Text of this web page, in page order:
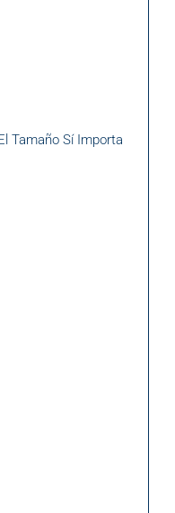
Tamaño Sí Importa